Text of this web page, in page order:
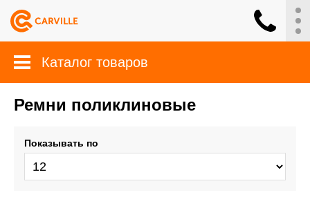
Каталог товаров
Ремни поликлиновые
Показывать по